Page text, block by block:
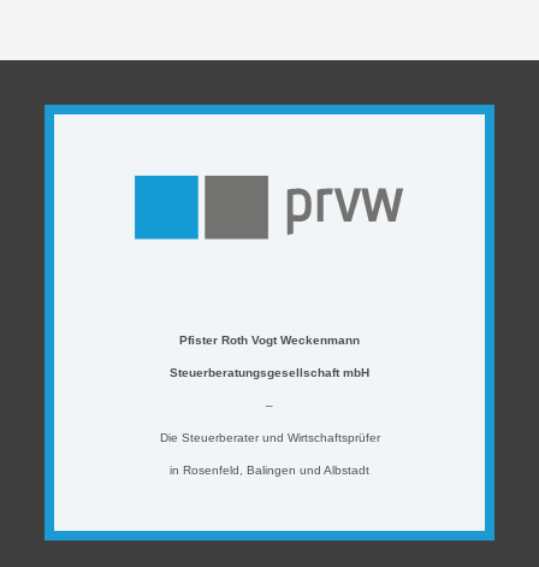
Pfister Roth Vogt Weckenmann
Steuerberatungsgesellschaft mbH
–
Die Steuerberater und Wirtschaftsprüfer
in Rosenfeld, Balingen und Albstadt